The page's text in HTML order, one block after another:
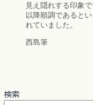
見え隠れする印象
以降順調であると
れていました。
西島筆
検索